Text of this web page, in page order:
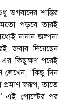
শাস্তির
মতো পড়বে তারই
নানান জল্পনা
জবাব দিয়েছেন
এর কিছুক্ষণ পরেই
লেখেন, “কিছু দিন
স্বরূপ, তাতে
এই পোস্টের পর